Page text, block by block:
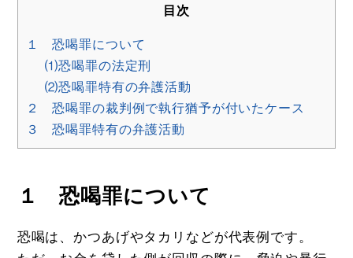
目次
１ 恐喝罪について
⑴恐喝罪の法定刑
⑵恐喝罪特有の弁護活動
２ 恐喝罪の裁判例で執行猶予が付いたケース
３ 恐喝罪特有の弁護活動
１ 恐喝罪について
恐喝は、かつあげやタカリなどが代表例です。